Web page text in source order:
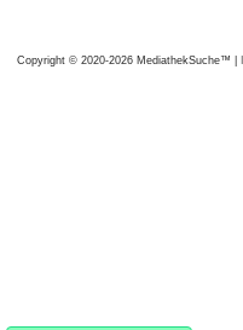
Copyright © 2020-2026 MediathekSuche™ |